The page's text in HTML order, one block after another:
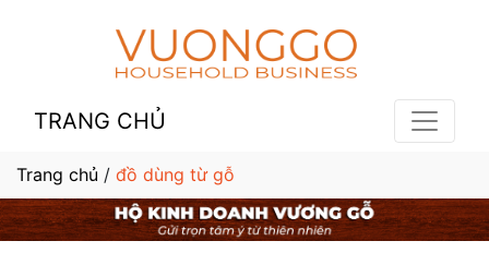
TRANG CHỦ
Trang chủ / đồ dùng từ gỗ